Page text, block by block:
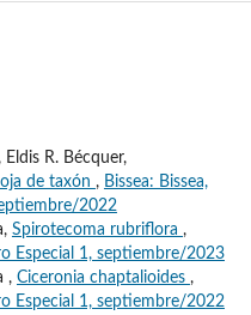
Eldis R. Bécquer,
de taxón , Bissea: Bissea,
2022
Spirotecoma rubriflora ,
Especial 1, septiembre/2023
, Ciceronia chaptalioides ,
Especial 1, septiembre/2022